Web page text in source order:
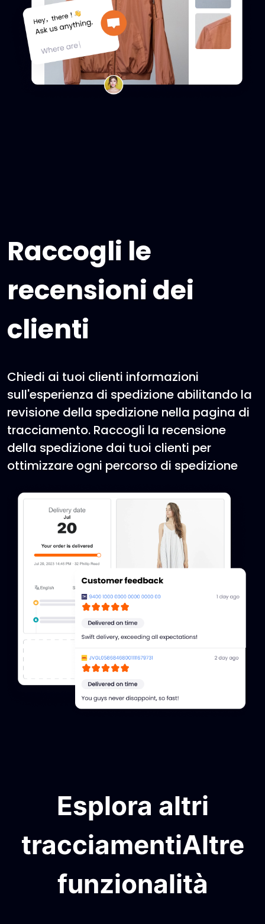
Raccogli le
recensioni dei
clienti
Chiedi ai tuoi clienti informazioni
sull'esperienza di spedizione abilitando la
revisione della spedizione nella pagina di
tracciamento. Raccogli la recensione
della spedizione dai tuoi clienti per
ottimizzare ogni percorso di spedizione
Esplora altri
tracciamentiAltre
funzionalità